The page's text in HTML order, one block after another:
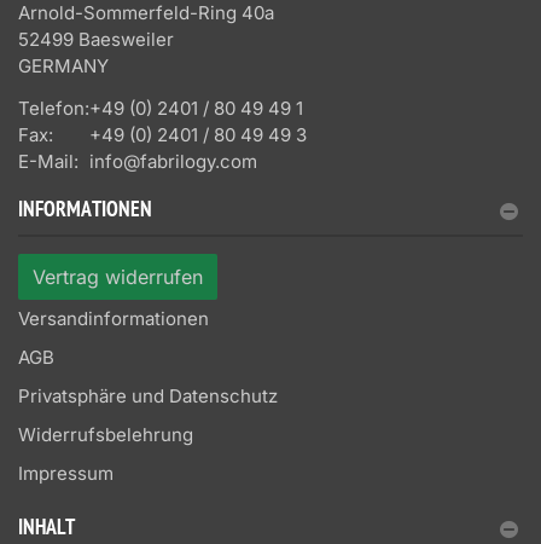
Arnold-Sommerfeld-Ring 40a
52499 Baesweiler
GERMANY
Telefon:+49 (0) 2401 / 80 49 49 1
Fax:
+49 (0) 2401 / 80 49 49 3
E-Mail: info@fabrilogy.com
INFORMATIONEN
Vertrag widerrufen
Versandinformationen
AGB
Privatsphäre und Datenschutz
Widerrufsbelehrung
Impressum
INHALT